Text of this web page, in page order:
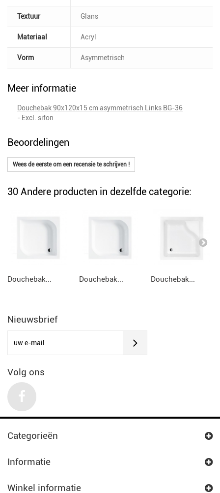
Textuur Glans
Materiaal Acryl
Vorm Asymmetrisch
Meer informatie
Douchebak 90x120x15 cm asymmetrisch Links BG-36
- Excl. sifon
Beoordelingen
Wees de eerste om een recensie te schrijven !
30 Andere producten in dezelfde categorie:
Douchebak... Douchebak... Douchebak...
Nieuwsbrief
Volg ons
Categorieën
Informatie
Winkel informatie